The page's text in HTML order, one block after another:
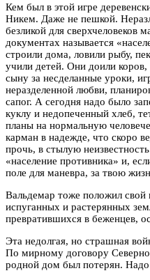
Кем был в этой игре
Никем. Даже не пешкой.
безликой для сверхчеловеков
документах называется
строили дома, ловили рыбу,
учили детей. Они доили коров,
сыну за несделанные уроки,
неразделенной любви,
сапог. А сегодня надо было
куклу и недопеченный хлеб,
планы на нормальную
карман в надежде, что скоро
прочь, в стылую
«население противника» и,
поле для маневра, за твою
Вальдемар тоже положил свой
испуганных и растерянных
превратившихся в беженцев,
Эта недолгая, но страшная
По мирному договору
родной дом был потерян.